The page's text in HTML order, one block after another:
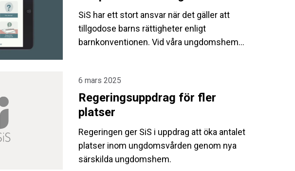
SiS har ett stort ansvar när det gäller att
tillgodose barns rättigheter enligt
barnkonventionen. Vid våra ungdomshem
mot sin vilja, och ofta på låsbara enheter,
vilket innebär en särskild utmaning. Vid
beslut enligt LVU ska den unges bästa,
6 mars 2025
Regeringsuppdrag för fler
platser
Regeringen ger SiS i uppdrag att öka antalet
platser inom ungdomsvården genom nya
särskilda ungdomshem.